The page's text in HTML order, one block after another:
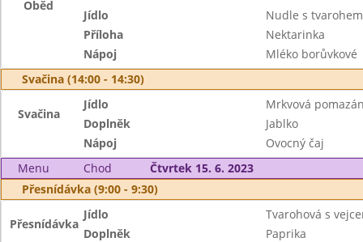
Oběd
Jídlo
Nudle s
Příloha
Nektarinka
Nápoj
Mléko borůvkové
Svačina (14:00 - 14:30)
Svačina
Jídlo
Mrkvová
Doplněk
Jablko
Nápoj
Ovocný čaj
Menu
Chod
Čtvrtek 15. 6. 2023
Přesnídávka (9:00 - 9:30)
Přesnídávka
Jídlo
Tvarohová s
Doplněk
Paprika